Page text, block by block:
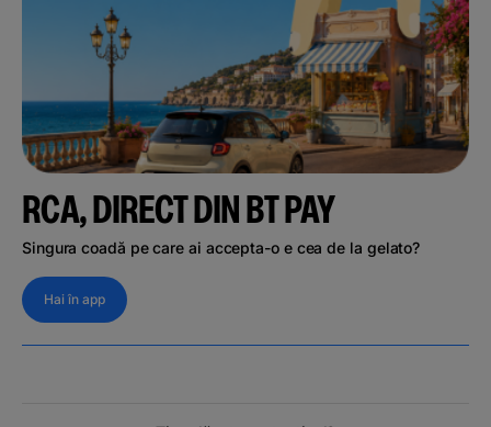
RCA, DIRECT DIN BT PAY
Singura coadă pe care ai accepta-o e cea de la gelato?
Hai în app